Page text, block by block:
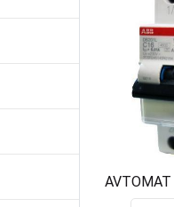
DS201